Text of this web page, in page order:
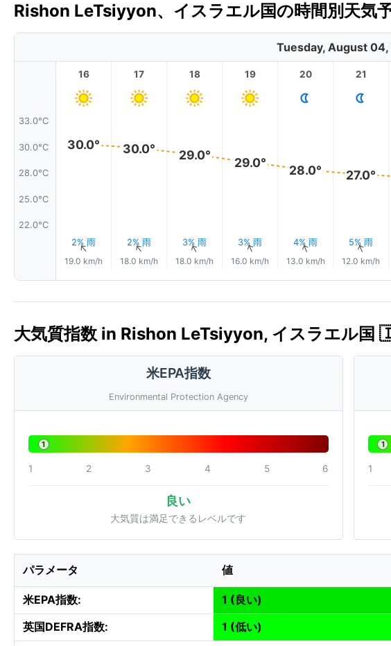
Rishon LeTsiyyon、イスラエル国の時間別天気
Tuesday, August
33.0°C
30.0°C
28.0°C
25.0°C
22.0°C
16
30.0°
2% 雨
↑
19.0 km/h
17
30.0°
2% 雨
↑
18.0 km/h
18
29.0°
3% 雨
↑
18.0 km/h
19
29.0°
3% 雨
↑
16.0 km/h
20
28.0°
4% 雨
↑
13.0 km/h
21
27.0°
5% 雨
↑
12.0 km/h
大気質指数 in Rishon LeTsiyyon, イスラエル
米EPA指数
Environmental Protection Agency
1
1 2 3 4 5 6
良い
大気質は満足できるレベルです
1
1
パラメータ 値
米EPA指数:
1 (良い)
英国DEFRA指数:
1 (低い)